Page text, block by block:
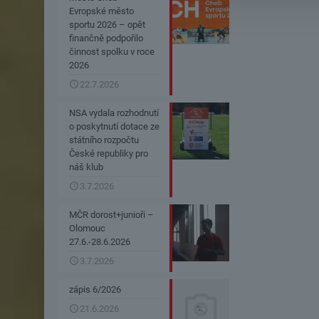
Evropské město
sportu 2026 – opět
finančně podpořilo
činnost spolku v roce
2026
22.7.2026
NSA vydala rozhodnutí
o poskytnutí dotace ze
státního rozpočtu
České republiky pro
náš klub
3.7.2026
MČR dorost+junioři –
Olomouc
27.6.-28.6.2026
3.7.2026
zápis 6/2026
21.6.2026